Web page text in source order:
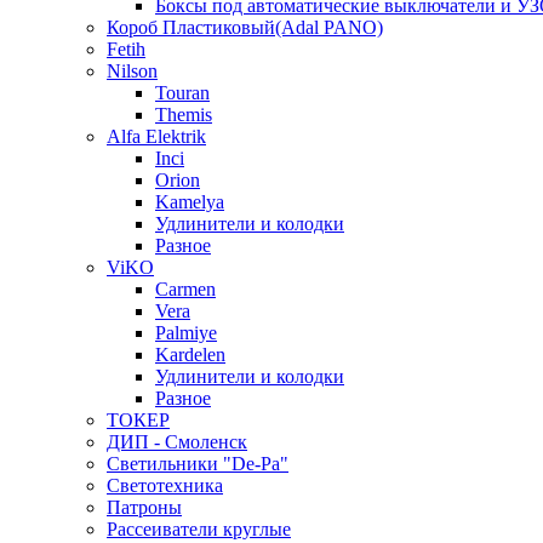
Боксы под автоматические выключатели и
Короб Пластиковый(Adal PANO)
Fetih
Nilson
Touran
Themis
Alfa Elektrik
Inci
Orion
Kamelya
Удлинители и колодки
Разное
ViKO
Carmen
Vera
Palmiye
Kardelen
Удлинители и колодки
Разное
ТОКЕР
ДИП - Смоленск
Светильники "De-Pa"
Светотехника
Патроны
Рассеиватели круглые